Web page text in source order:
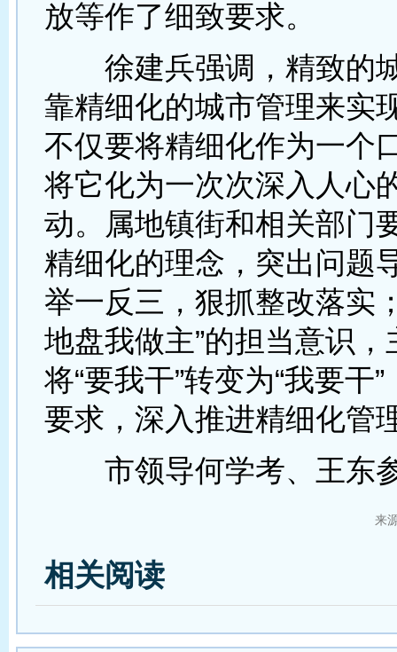
放等作了细致要求。
徐建兵强调，精致的城
靠精细化的城市管理来实
不仅要将精细化作为一个
将它化为一次次深入人心
动。属地镇街和相关部门
精细化的理念，突出问题
举一反三，狠抓整改落实
地盘我做主”的担当意识，
将“要我干”转变为“我要干
要求，深入推进精细化管
市领导何学考、王东
来
相关阅读